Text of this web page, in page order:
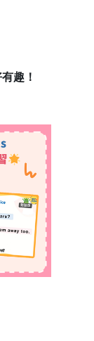
趣！